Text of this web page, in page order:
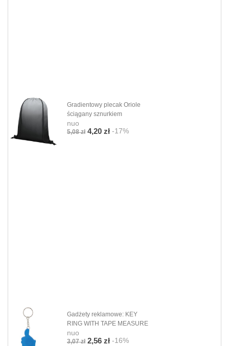
Gradientowy plecak Oriole
ściągany sznurkiem
nuo
5,08 zł 4,20 zł -17%
Gadżety reklamowe: KEY
RING WITH TAPE MEASURE
nuo
3,07 zł 2,56 zł -16%